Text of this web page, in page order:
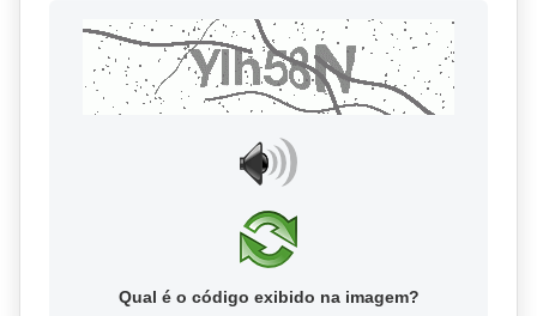
Qual é o código exibido na imagem?